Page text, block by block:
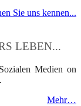
Sie uns kennen...
LEBEN...
Medien on
Mehr…